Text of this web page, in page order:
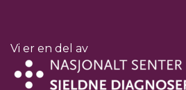
Vi er en del av